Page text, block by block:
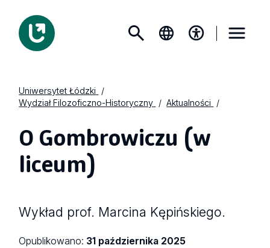
Uniwersytet Łódzki
Wydział Filozoficzno-Historyczny
Aktualności
O Gombrowiczu (w
liceum)
Wykład prof. Marcina Kępińskiego.
Opublikowano: 31 października 2025